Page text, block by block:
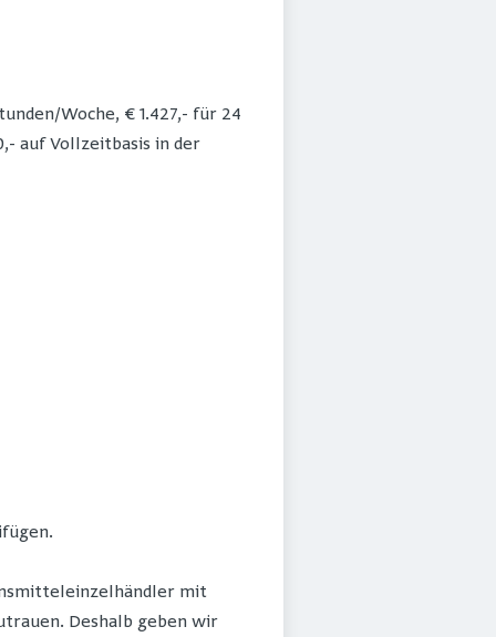
Woche, € 1.427,- für 24
auf Vollzeitbasis in der
mit
Deshalb geben wir